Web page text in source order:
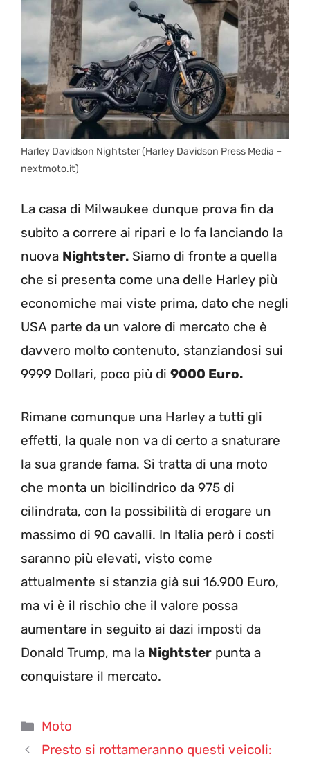
Harley Davidson Nightster (Harley Davidson Press Media –
nextmoto.it)
La casa di Milwaukee dunque prova fin da
subito a correre ai ripari e lo fa lanciando la
nuova Nightster. Siamo di fronte a quella
che si presenta come una delle Harley più
economiche mai viste prima, dato che negli
USA parte da un valore di mercato che è
davvero molto contenuto, stanziandosi sui
9999 Dollari, poco più di 9000 Euro.
Rimane comunque una Harley a tutti gli
effetti, la quale non va di certo a snaturare
la sua grande fama. Si tratta di una moto
che monta un bicilindrico da 975 di
cilindrata, con la possibilità di erogare un
massimo di 90 cavalli. In Italia però i costi
saranno più elevati, visto come
attualmente si stanzia già sui 16.900 Euro,
ma vi è il rischio che il valore possa
aumentare in seguito ai dazi imposti da
Donald Trump, ma la Nightster punta a
conquistare il mercato.
Categorie
Moto
Presto si rottameranno questi veicoli: